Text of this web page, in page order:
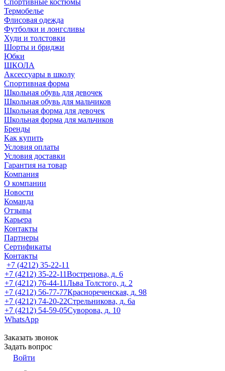
Спортивные костюмы
Термобелье
Флисовая одежда
Футболки и лонгсливы
Худи и толстовки
Шорты и бриджи
Юбки
ШКОЛА
Аксессуары в школу
Спортивная форма
Школьная обувь для девочек
Школьная обувь для мальчиков
Школьная форма для девочек
Школьная форма для мальчиков
Бренды
Как купить
Условия оплаты
Условия доставки
Гарантия на товар
Компания
О компании
Новости
Команда
Отзывы
Карьера
Контакты
Партнеры
Сертификаты
Контакты
+7 (4212) 35-22-11
+7 (4212) 35-22-11Вострецова, д. 6
+7 (4212) 76-44-11Льва Толстого, д. 2
+7 (4212) 56-77-77Краснореченская, д. 98
+7 (4212) 74-20-22Стрельникова, д. 6а
+7 (4212) 54-59-05Суворова, д. 10
WhatsApp
Заказать звонок
Задать вопрос
Войти